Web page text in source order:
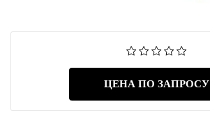
ЦЕНА ПО ЗАПРОСУ